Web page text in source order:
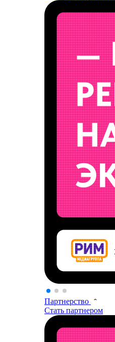
Партнерство
Стать партнером